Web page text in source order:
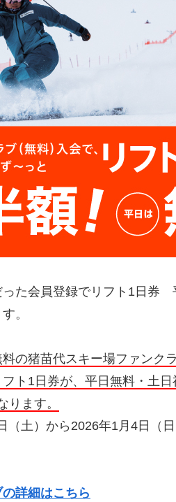
った会員登録でリフト1日券
。
料の猪苗代スキー場ファンク
ト1日券が、平日無料・土
ります。
（土）から2026年1月4日（
の詳細はこちら